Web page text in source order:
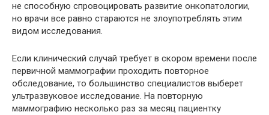
не способную спровоцировать развитие онкопатологии,
но врачи все равно стараются не злоупотреблять этим
видом исследования.
Если клинический случай требует в скором времени после
первичной маммографии проходить повторное
обследование, то большинство специалистов выберет
ультразвуковое исследование. На повторную
маммографию несколько раз за месяц пациентку